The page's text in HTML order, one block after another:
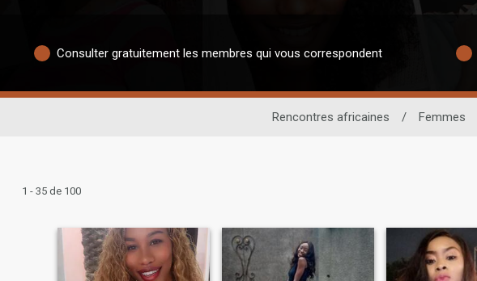
Consulter gratuitement les membres qui vous correspondent
Rencontres africaines / Femmes
1 - 35 de 100